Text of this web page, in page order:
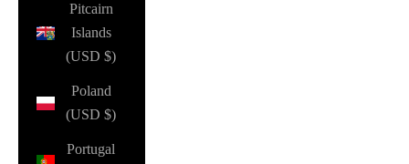
Pitcairn
Islands
(USD $)
Poland
(USD $)
Portugal